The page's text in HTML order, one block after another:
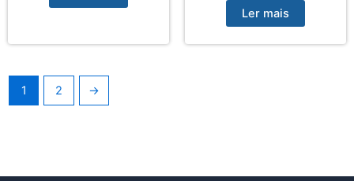
Ler mais
1 2 →